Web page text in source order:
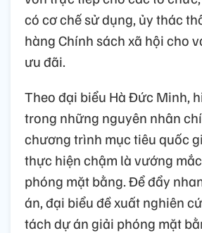
có cơ chế sử dụng, ủy thác
hàng Chính sách xã hội cho
ưu đãi.
Theo đại biểu Hà Đức Minh,
trong những nguyên nhân
chương trình mục tiêu quốc
thực hiện chậm là vướng
phóng mặt bằng. Để đẩy
án, đại biểu đề xuất nghiên
tách dự án giải phóng mặt